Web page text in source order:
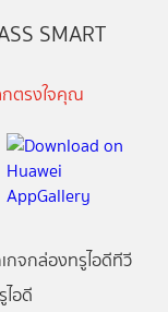
SMART
กตรงใจคุณ
กจกล่องทรูไอดีทีวี
ไอดี